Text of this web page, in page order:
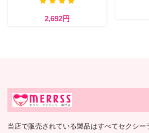
2,692円
当店で販売されている製品はすべてセクシー